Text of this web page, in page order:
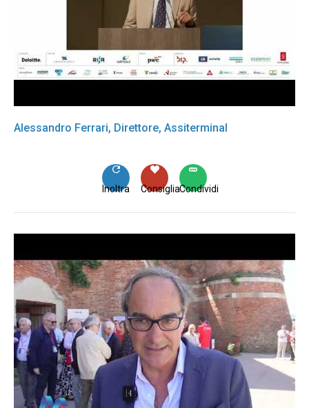
Alessandro Ferrari, Direttore, Assiterminal
Condividi
Consiglia
Inoltra